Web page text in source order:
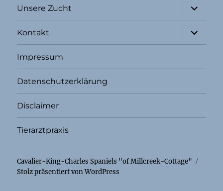
Unsere Zucht
öffnen
Kontakt
öffnen
Impressum
Datenschutzerklärung
Disclaimer
Tierarztpraxis
Cavalier-King-Charles Spaniels "of Millcreek-Cottage"
Stolz präsentiert von WordPress